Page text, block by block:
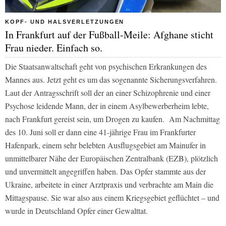
KOPF- UND HALSVERLETZUNGEN
In Frankfurt auf der Fußball-Meile: Afghane sticht
Frau nieder. Einfach so.
Die Staatsanwaltschaft geht von psychischen Erkrankungen des
Mannes aus. Jetzt geht es um das sogenannte Sicherungsverfahren.
Laut der Antragsschrift soll der an einer Schizophrenie und einer
Psychose leidende Mann, der in einem Asylbewerberheim lebte,
nach Frankfurt gereist sein, um Drogen zu kaufen. Am Nachmittag
des 10. Juni soll er dann eine 41-jährige Frau im Frankfurter
Hafenpark, einem sehr belebten Ausflugsgebiet am Mainufer in
unmittelbarer Nähe der Europäischen Zentralbank (EZB), plötzlich
und unvermittelt angegriffen haben. Das Opfer stammte aus der
Ukraine, arbeitete in einer Arztpraxis und verbrachte am Main die
Mittagspause. Sie war also aus einem Kriegsgebiet geflüchtet – und
wurde in Deutschland Opfer einer Gewalttat.